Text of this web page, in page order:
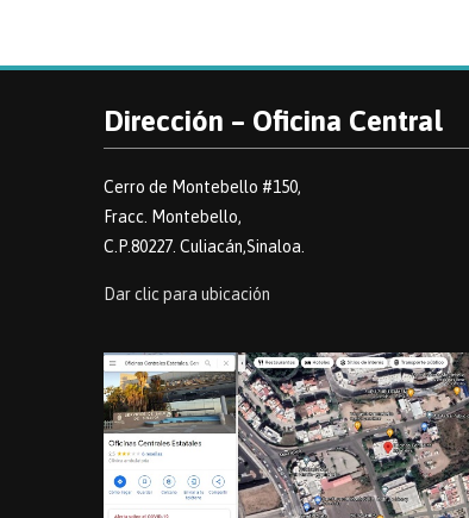
Dirección – Oficina Central
Cerro de Montebello #150,
Fracc. Montebello,
C.P.80227. Culiacán,Sinaloa.
Dar clic para ubicación